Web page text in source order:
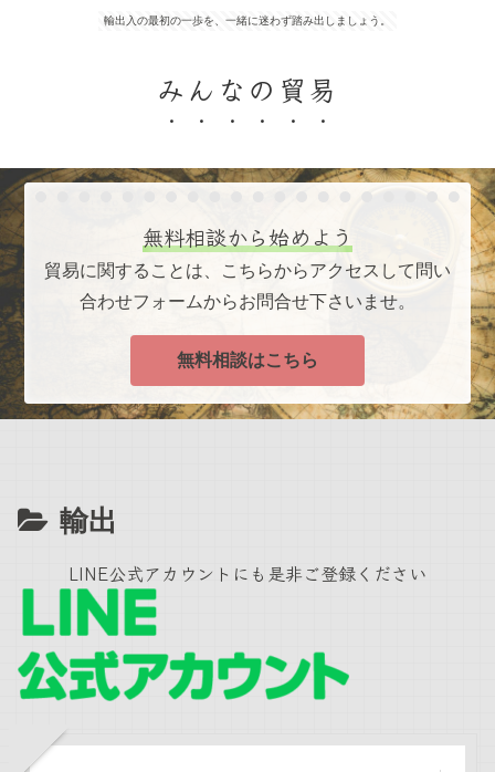
輸出入の最初の一歩を、一緒に迷わず踏み出しましょう。
みんなの貿易
無料相談から始めよう
貿易に関することは、こちらからアクセスして問い
合わせフォームからお問合せ下さいませ。
無料相談はこちら
輸出
LINE公式アカウントにも是非ご登録ください